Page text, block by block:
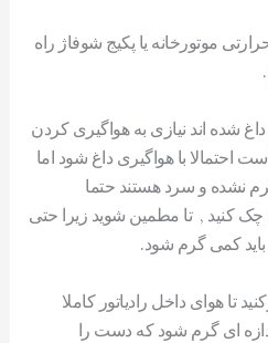
موتورخانه یا پکیج شوفاژ راه
داغ شده اند نیازی به هواگیری کردن
احتمالا با هواگیری داغ شود اما
نشده و سرد هستند حتما
کنید , تا مطمین شوید زیرا حتی
باید کمی گرم شود.
تا هوای داخل رادیاتور کاملا
ای گرم شود که دست را